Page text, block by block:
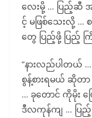
လေးမို့ … ပြည့်ဆီ
င့် မဖြစ်သေးလို့ …
တွေ ပြည့်ဖို့ ပြည့် ကြို
“နားလည်ပါတယ်
စွန့်စားရမယ် ဆိုတာ
… ခုတောင် ကိုမိုး ပ
ဒီလကုန်ကျ … ပြည့်